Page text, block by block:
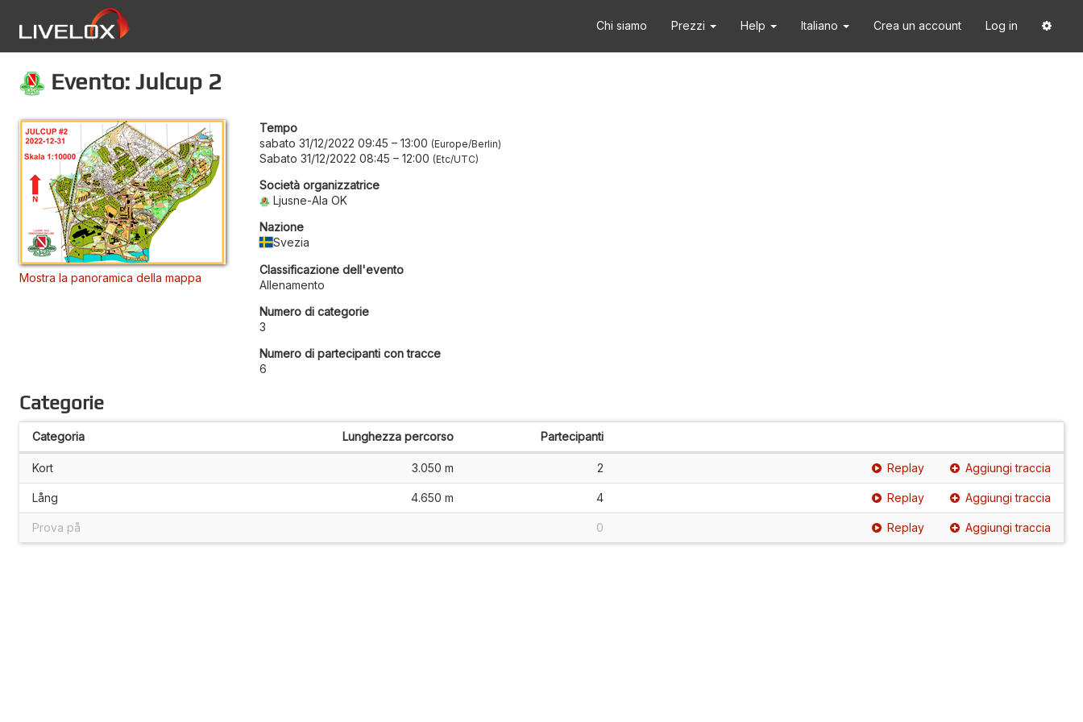
Chi siamo Prezzi Help Italiano Crea un account Log in
Evento: Julcup 2
Mostra la panoramica della mappa
Tempo
sabato 31/12/2022 09:45 – 13:00 Europe/Berlin
Sabato 31/12/2022 08:45 – 12:00 Etc/UTC
Società organizzatrice
Ljusne-Ala OK
Nazione
Svezia
Classificazione dell'evento
Allenamento
Numero di categorie
3
Numero di partecipanti con tracce
6
Categorie
Categoria Lunghezza percorso Partecipanti
Kort 3.050 m 2 Replay Aggiungi traccia
Lång 4.650 m 4 Replay Aggiungi traccia
Prova på 0 Replay Aggiungi traccia